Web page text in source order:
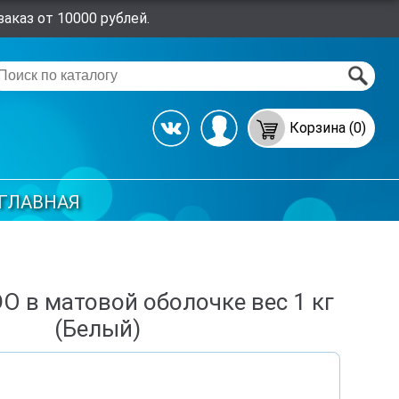
от 10000 рублей.
Корзина (0)
ГЛАВНАЯ
в матовой оболочке вес 1 кг
(Белый)